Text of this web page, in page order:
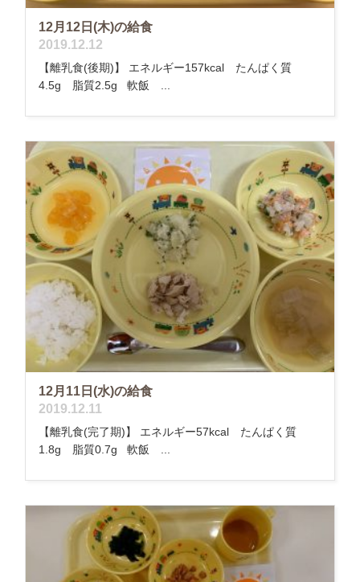
12月12日(木)の給食
2019.12.12
【離乳食(後期)】 エネルギー157kcal たんぱく質
4.5g 脂質2.5g 軟飯 ...
12月11日(水)の給食
2019.12.11
【離乳食(完了期)】 エネルギー57kcal たんぱく質
1.8g 脂質0.7g 軟飯 ...